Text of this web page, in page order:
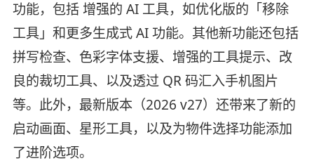
功能，包括 增强的 AI 工具，如优化版的「移除
工具」和更多生成式 AI 功能。其他新功能还包括
拼写检查、色彩字体支援、增强的工具提示、改
良的裁切工具、以及透过 QR 码汇入手机图片
等。此外，最新版本（2026 v27）还带来了新的
启动画面、星形工具，以及为物件选择功能添加
了进阶选项。